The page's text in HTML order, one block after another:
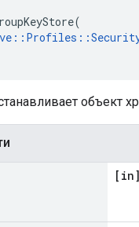
объект